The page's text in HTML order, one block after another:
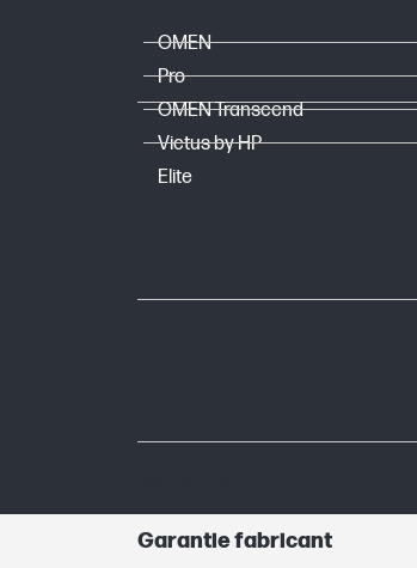
POIDS
Garantie fabricant
OMEN
Pro
OMEN Transcend
Victus by HP
Elite